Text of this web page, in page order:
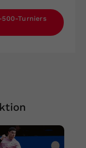
500-Turniers